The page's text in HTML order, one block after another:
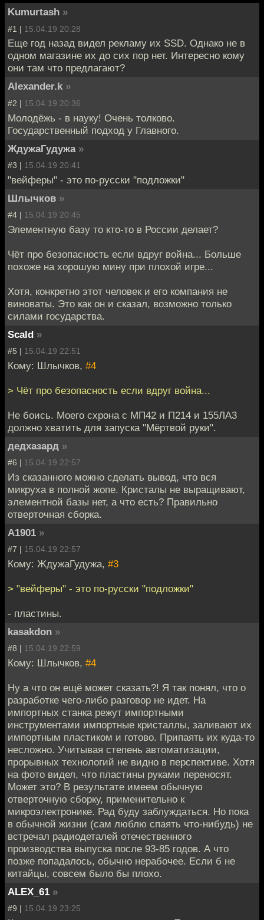
Kumurtash »
#1 | 15.04.19 20:28
Еще год назад видел рекламу их SSD. Однако не в
одном магазине их до сих пор нет. Интересно кому
они там что предлагают?
Alexander.k »
#2 | 15.04.19 20:36
Молодёжь - в науку! Очень толково.
Государственный подход у Главного.
ЖдужаГудужа »
#3 | 15.04.19 20:41
"вейферы" - это по-русски "подложки"
Шлычков »
#4 | 15.04.19 20:45
Элементную базу то кто-то в России делает?
Чёт про безопасность если вдруг война... Больше
похоже на хорошую мину при плохой игре...
Хотя, конкретно этот человек и его компания не
виноваты. Это как он и сказал, возможно только
силами государства.
Scald »
#5 | 15.04.19 22:51
Кому: Шлычков, #4
> Чёт про безопасность если вдруг война...
Не боись. Моего схрона с МП42 и П214 и 155ЛА3
должно хватить для запуска "Мёртвой руки".
дедхазард »
#6 | 15.04.19 22:57
Из сказанного можно сделать вывод, что вся
микруха в полной жопе. Кристалы не выращивают,
элементной базы нет, а что есть? Правильно
отверточная сборка.
A1901 »
#7 | 15.04.19 22:57
Кому: ЖдужаГудужа, #3
> "вейферы" - это по-русски "подложки"
- пластины.
kasakdon »
#8 | 15.04.19 22:59
Кому: Шлычков, #4
Ну а что он ещё может сказать?! Я так понял, что о
разработке чего-либо разговор не идет. На
импортных станка режут импортными
инструментами импортные кристаллы, заливают их
импортным пластиком и готово. Припаять их куда-то
несложно. Учитывая степень автоматизации,
прорывных технологий не видно в перспективе. Хотя
на фото видел, что пластины руками переносят.
Может это? В результате имеем обычную
отверточную сборку, применительно к
микроэлектронике. Рад буду заблуждаться. Но пока
в обычной жизни (сам люблю спаять что-нибудь) не
встречал радиодеталей отечественного
производства выпуска после 93-85 годов. А что
позже попадалось, обычно нерабочее. Если б не
китайцы, совсем было бы плохо.
ALEX_61 »
#9 | 15.04.19 23:25